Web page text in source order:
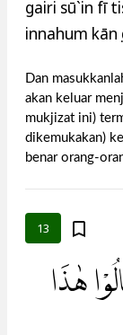
gairi sū`in fī
innahum
Dan
akan keluar
mukjizat ini)
dikemukakan)
benar orang-
13
هٰذَا